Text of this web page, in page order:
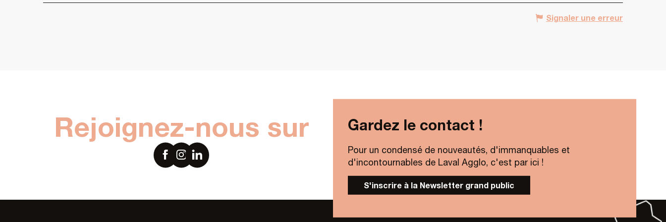
Signaler une erreur
Rejoignez-nous sur Gardez le contact !
Pour un condensé de nouveautés, d'immanquables et
d'incontournables de Laval Agglo, c'est par ici !
S'inscrire à la Newsletter grand public